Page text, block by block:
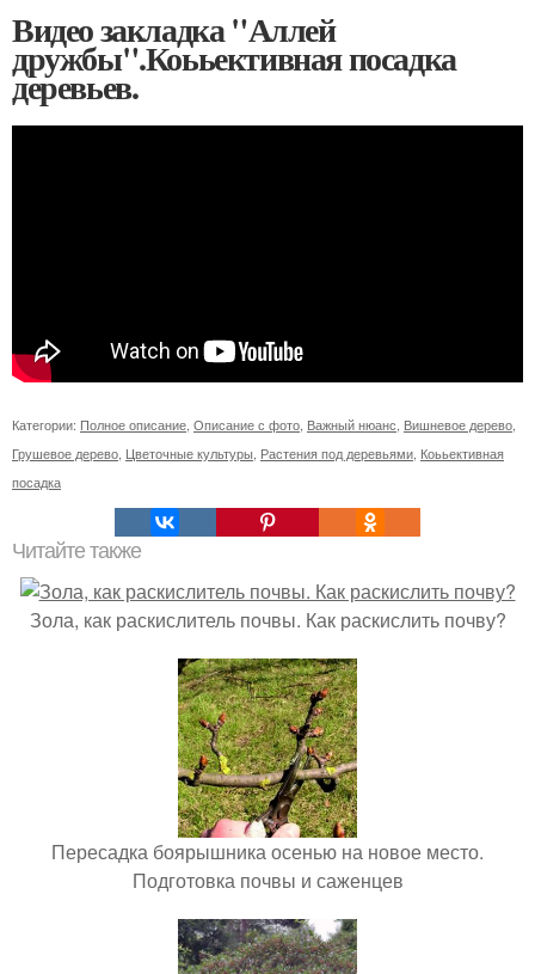
Видео закладка "Аллей
дружбы".Коььективная посадка
деревьев.
Категории: Полное описание Описание с фото Важный нюанс Вишневое дерево
Грушевое дерево Цветочные культуры Растения под деревьями Коььективная
посадка
Читайте также
Зола, как раскислитель почвы. Как раскислить почву?
Пересадка боярышника осенью на новое место.
Подготовка почвы и саженцев